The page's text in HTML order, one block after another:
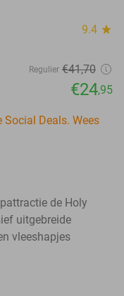
9.4 star
Regulier €41,70
€24,95
Deals. Wees
de Holy
uitgebreide
vleeshapjes